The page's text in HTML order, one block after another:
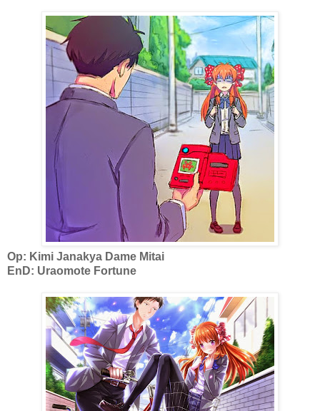
Op: Kimi Janakya Dame Mitai
EnD: Uraomote Fortune